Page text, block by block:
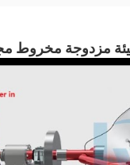
مزدوجة مخروط